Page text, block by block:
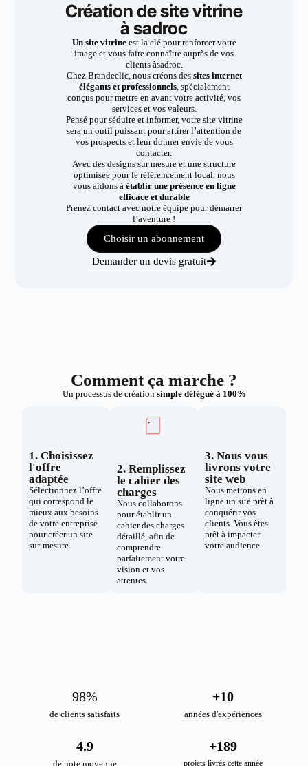
Création de site vitrine
à sadroc
Un site vitrineest la clé pour renforcer votre
image et vous faire connaître auprès de vos
clients àsadroc.
Chez Brandeclic, nous créons dessites internet
élégants et professionnels, spécialement
conçus pour mettre en avant votre activité, vos
services et vos valeurs.
Pensé pour séduire et informer, votre site vitrine
sera un outil puissant pour attirer l’attention de
vos prospects et leur donner envie de vous
contacter.
Avec des designs sur mesure et une structure
optimisée pour le référencement local, nous
vous aidons à établir une présence en ligne
efficace et durable
Prenez contact avec notre équipe pour démarrer
l’aventure !
Choisir un abonnement
Demander un devis gratuit
Comment ça marche ?
Un processus de création simple délégué à 100%
1. Choisissez
l'offre
adaptée
Sélectionnez l’offre
qui correspond le
mieux aux besoins
de votre entreprise
pour créer un site
sur-mesure.
2. Remplissez
le cahier des
charges
Nous collaborons
pour établir un
cahier des charges
détaillé, afin de
comprendre
parfaitement votre
vision et vos
attentes.
3. Nous vous
livrons votre
site web
Nous mettons en
ligne un site prêt à
conquérir vos
clients. Vous êtes
prêt à impacter
votre audience.
de clients satisfaits
98%
années d'expériences
+10
de note moyenne
4.9
projets livrés cette année
+189